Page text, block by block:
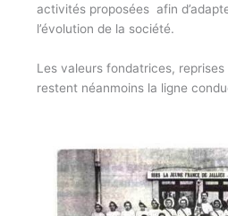
activités proposées afin
l’évolution de la société.
Les valeurs fondatrices,
restent néanmoins la ligne